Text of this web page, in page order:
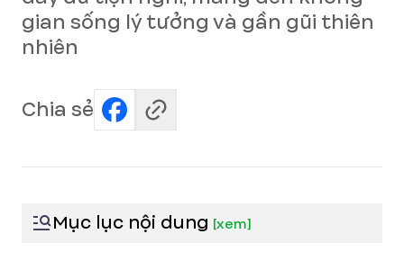
gian sống lý tưởng và gần gũi thiên
nhiên
Chia sẻ
Mục lục nội dung [xem]